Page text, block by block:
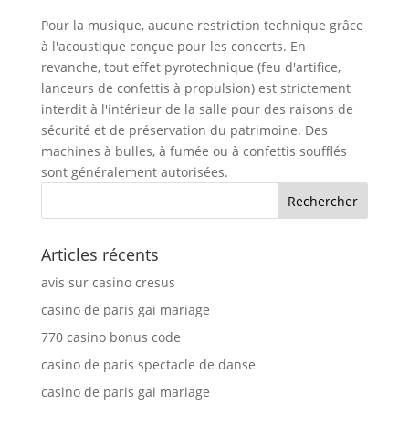
Pour la musique, aucune restriction technique grâce
à l'acoustique conçue pour les concerts. En
revanche, tout effet pyrotechnique (feu d'artifice,
lanceurs de confettis à propulsion) est strictement
interdit à l'intérieur de la salle pour des raisons de
sécurité et de préservation du patrimoine. Des
machines à bulles, à fumée ou à confettis soufflés
sont généralement autorisées.
Articles récents
avis sur casino cresus
casino de paris gai mariage
770 casino bonus code
casino de paris spectacle de danse
casino de paris gai mariage